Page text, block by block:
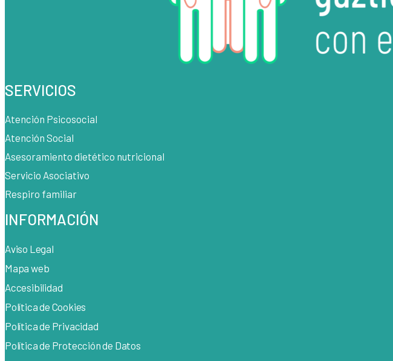
SERVICIOS
Atención Psicosocial
Atención Social
Asesoramiento dietético nutricional
Servicio Asociativo
Respiro familiar
INFORMACIÓN
Aviso Legal
Mapa web
Accesibilidad
Política de Cookies
Política de Privacidad
Política de Protección de Datos